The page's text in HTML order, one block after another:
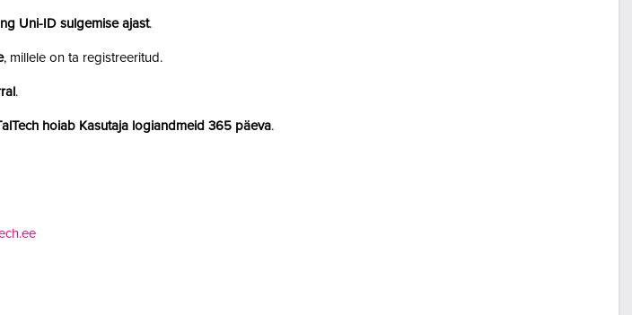
Uni-ID sulgemise ajast.
, millele on ta registreeritud.
.
hoiab Kasutaja logiandmeid 365 päeva.